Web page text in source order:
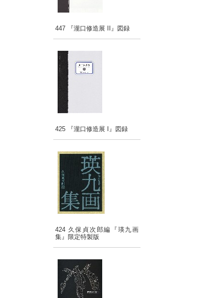
447 『瀧口修造展 II』図録
425 『瀧口修造展 I』図録
424 久保貞次郎編『瑛九画
集』限定特製版